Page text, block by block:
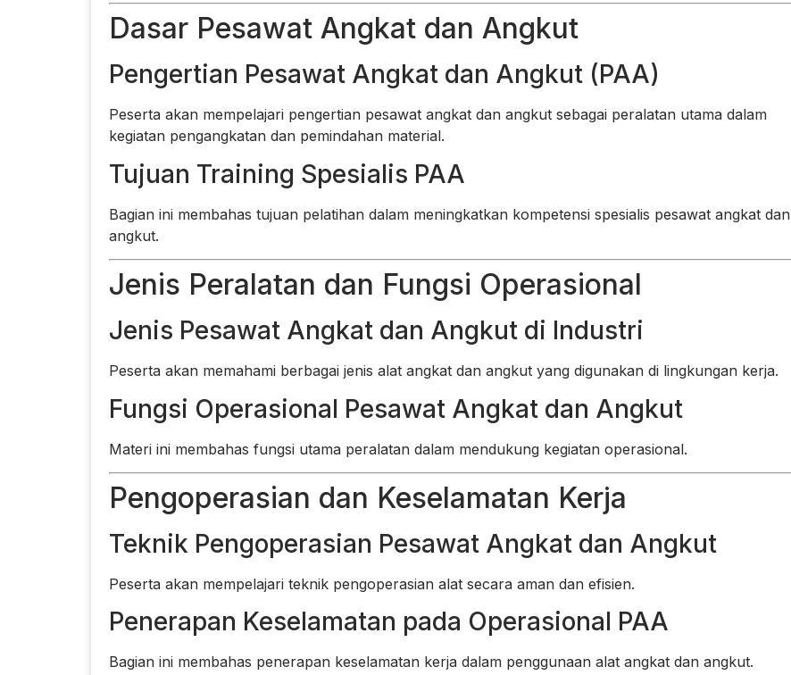
Dasar Pesawat Angkat dan Angkut
Pengertian Pesawat Angkat dan Angkut (PAA)
Peserta akan mempelajari pengertian pesawat angkat dan angkut sebagai peralatan utama dalam
kegiatan pengangkatan dan pemindahan material.
Tujuan Training Spesialis PAA
Bagian ini membahas tujuan pelatihan dalam meningkatkan kompetensi spesialis pesawat angkat dan
angkut.
Jenis Peralatan dan Fungsi Operasional
Jenis Pesawat Angkat dan Angkut di Industri
Peserta akan memahami berbagai jenis alat angkat dan angkut yang digunakan di lingkungan kerja.
Fungsi Operasional Pesawat Angkat dan Angkut
Materi ini membahas fungsi utama peralatan dalam mendukung kegiatan operasional.
Pengoperasian dan Keselamatan Kerja
Teknik Pengoperasian Pesawat Angkat dan Angkut
Peserta akan mempelajari teknik pengoperasian alat secara aman dan efisien.
Penerapan Keselamatan pada Operasional PAA
Bagian ini membahas penerapan keselamatan kerja dalam penggunaan alat angkat dan angkut.